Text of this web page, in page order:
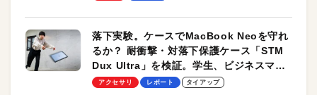
落下実験。ケースでMacBook Neoを守れ
るか？ 耐衝撃・対落下保護ケース「STM
Dux Ultra」を検証。学生、ビジネスマン
のモバイルユースに最適！
アクセサリ レポート タイアップ